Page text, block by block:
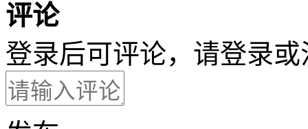
评论
登录后可评论，请登录或